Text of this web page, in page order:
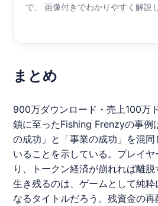
で、 画像付きでわかりやすく解説
まとめ
900万ダウンロード・売上100万
鎖に至ったFishing Frenzyの事例
の成功」と「事業の成功」を混
いることを示している。プレイヤ
り、トークン経済が崩れれば離
生き残るのは、ゲームとして純粋
なるタイトルだろう。残資金の